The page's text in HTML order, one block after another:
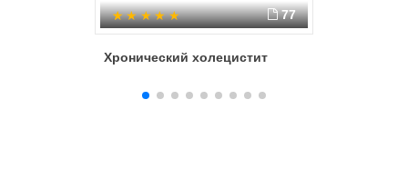
77
Хронический холецистит